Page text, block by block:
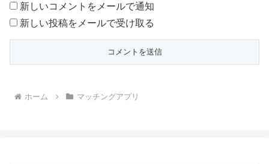
新しいコメントをメールで通知
新しい投稿をメールで受け取る
ホーム マッチングアプリ